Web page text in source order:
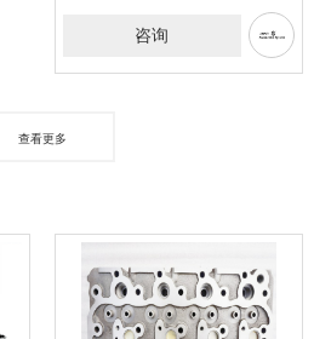
咨询
查看更多